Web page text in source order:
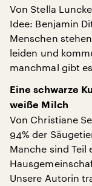
Von Stella
Idee: Benjamin
Menschen
leiden und
manchmal gibt
Eine schwarze
weiße Milch
Von Christiane
94% der
Manche sind Teil
Unsere Autorin